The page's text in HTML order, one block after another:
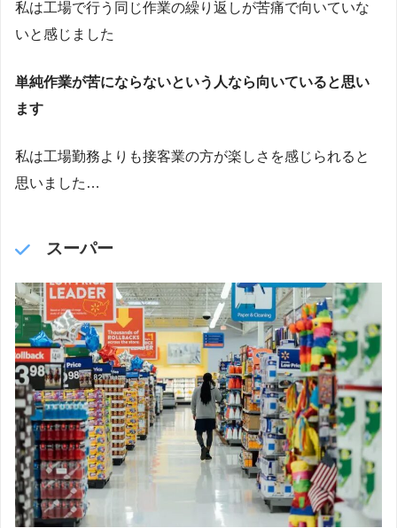
私は工場で行う同じ作業の繰り返しが苦痛で向いていな
いと感じました
単純作業が苦にならないという人なら向いていると思い
ます
私は工場勤務よりも接客業の方が楽しさを感じられると
思いました…
スーパー